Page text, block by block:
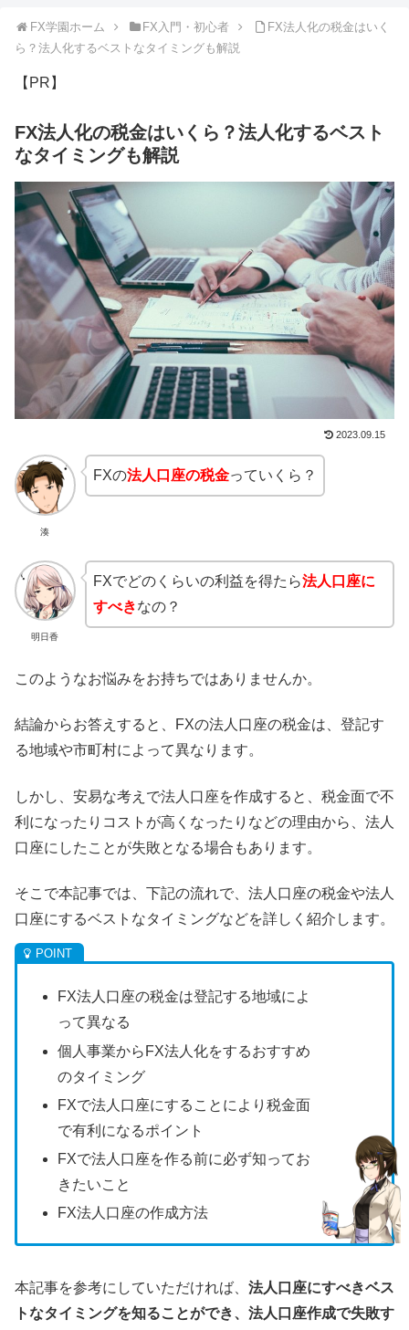
FX学園ホーム FX入門・初心者
FX法人化の税金はいく
ら？法人化するベストなタイミングも解説
【PR】
FX法人化の税金はいくら？法人化するベスト
なタイミングも解説
2023.09.15
湊
FXの法人口座の税金っていくら？
明日香
FXでどのくらいの利益を得たら法人口座に
すべきなの？
このようなお悩みをお持ちではありませんか。
結論からお答えすると、FXの法人口座の税金は、登記す
る地域や市町村によって異なります。
しかし、安易な考えで法人口座を作成すると、税金面で不
利になったりコストが高くなったりなどの理由から、法人
口座にしたことが失敗となる場合もあります。
そこで本記事では、下記の流れで、法人口座の税金や法人
口座にするベストなタイミングなどを詳しく紹介します。
FX法人口座の税金は登記する地域によ
って異なる
個人事業からFX法人化をするおすすめ
のタイミング
FXで法人口座にすることにより税金面
で有利になるポイント
FXで法人口座を作る前に必ず知ってお
きたいこと
FX法人口座の作成方法
本記事を参考にしていただければ、 法人口座にすべきベス
トなタイミングを知ることができ、法人口座作成で失敗す